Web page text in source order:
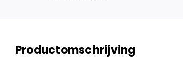
Productomschrijving